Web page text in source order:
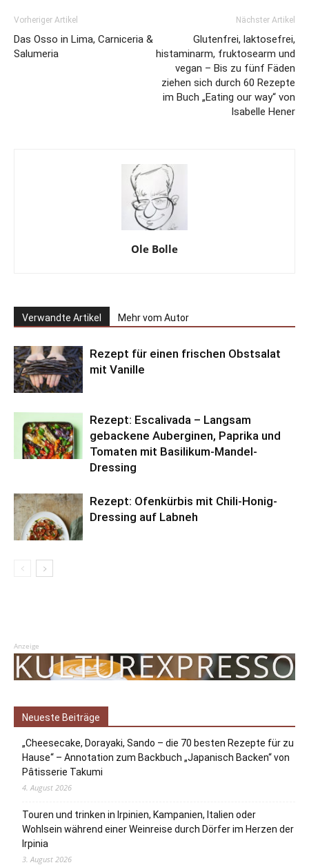
Vorheriger Artikel
Das Osso in Lima, Carniceria &
Salumeria
Nächster Artikel
Glutenfrei, laktosefrei,
histaminarm, fruktosearm und
vegan – Bis zu fünf Fäden
ziehen sich durch 60 Rezepte
im Buch „Eating our way“ von
Isabelle Hener
Ole Bolle
Verwandte Artikel Mehr vom Autor
Rezept für einen frischen Obstsalat
mit Vanille
Rezept: Escalivada – Langsam
gebackene Auberginen, Paprika und
Tomaten mit Basilikum-Mandel-
Dressing
Rezept: Ofenkürbis mit Chili-Honig-
Dressing auf Labneh
Anzeige
Neueste Beiträge
„Cheesecake, Dorayaki, Sando – die 70 besten Rezepte für zu
Hause“ – Annotation zum Backbuch „Japanisch Backen“ von
Pâtisserie Takumi
4. August 2026
Touren und trinken in Irpinien, Kampanien, Italien oder
Wohlsein während einer Weinreise durch Dörfer im Herzen der
Irpinia
3. August 2026